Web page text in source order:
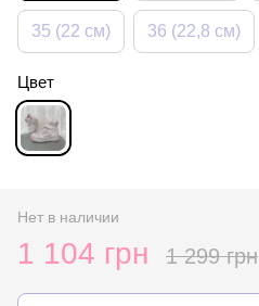
35 (22 см) 36 (22,8 см)
Цвет
Нет в наличии
1 104 грн 1 299 грн